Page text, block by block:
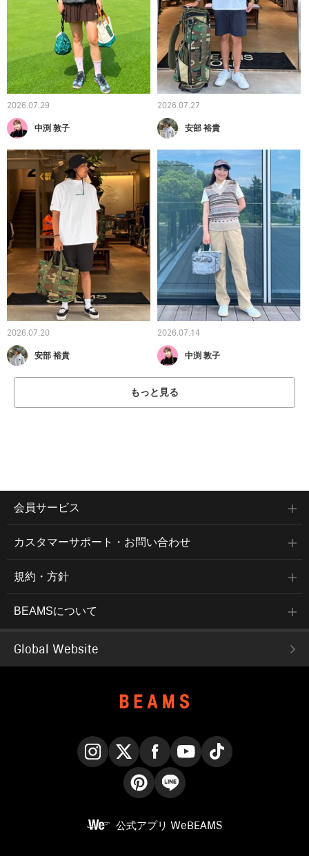
2026.07.29
中渕 敦子
2026.07.27
安部 裕貴
2026.07.20
安部 裕貴
2026.07.14
中渕 敦子
もっと見る
会員サービス
カスタマーサポート・お問い合わせ
規約・方針
BEAMSについて
Global Website
公式アプリ WeBEAMS